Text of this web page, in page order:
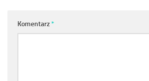
Komentarz*